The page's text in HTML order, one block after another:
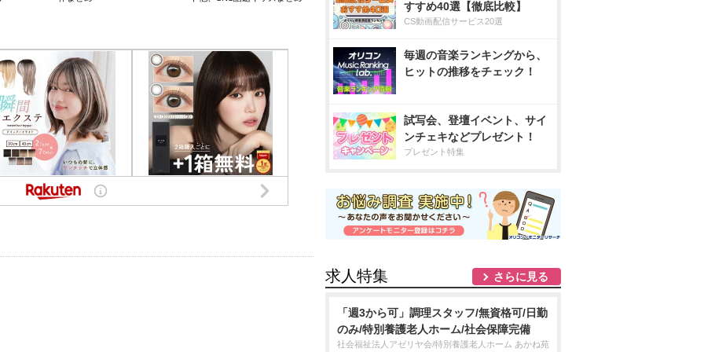
すすめ40選【徹底比較】
CS動画配信サービス20選
毎週の音楽ランキングから、
ヒットの推移をチェック！
試写会、登壇イベント、サイ
ンチェキなどプレゼント！
プレゼント特集
求人特集 さらに見る
「週3から可」調理スタッフ/無資格可/日勤
のみ/特別養護老人ホーム/社会保障完備
社会福祉法人アゼリヤ会/特別養護老人ホーム あかね苑